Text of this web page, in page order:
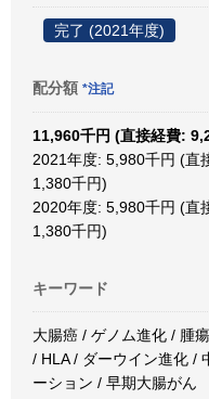
完了 (2021年度)
配分額 *注記
11,960千円 (直接経費:
2021年度: 5,980千円 (直
1,380千円)
2020年度: 5,980千円 (直
1,380千円)
キーワード
大腸癌 / ゲノム進化 / 腫
/ HLA / ダーウイン進化 /
ーション / 早期大腸がん